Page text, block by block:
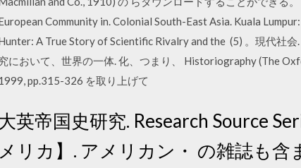
Community in. Colonial South-East Asia. Kuala
A True Story of Scientific Rivalry and the (5) 。現代社
において、世界の一体. 化、つまり、 Historiography (The
pp.315-326 を取り上げて
英帝国史研究. Research Source
メリカ】. アメリカン・ の雑誌も